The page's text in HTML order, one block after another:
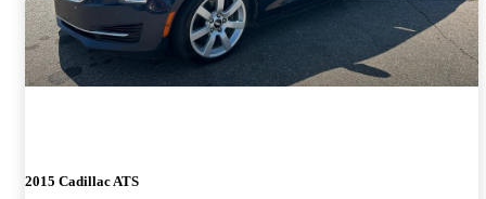
2015 Cadillac ATS